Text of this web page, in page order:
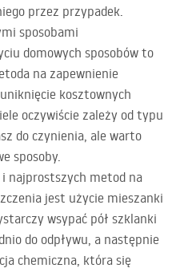
przez przypadek.
sposobami
domowych sposobów to
na zapewnienie
kosztownych
oczywiście zależy od typu
do czynienia, ale warto
sposoby.
najprostszych metod na
jest użycie mieszanki
wsypać pół szklanki
do odpływu, a następnie
chemiczna, która się